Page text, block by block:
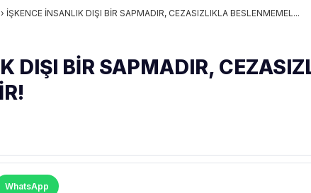
› İŞKENCE İNSANLIK DIŞI BİR SAPMADIR, CEZASIZLIKLA BESLENMEMEL...
DIŞI BİR SAPMADIR,
WhatsApp